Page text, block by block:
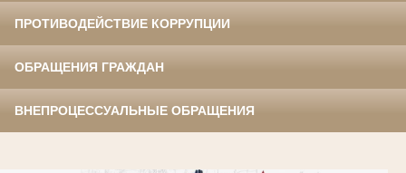
ПРОТИВОДЕЙСТВИЕ КОРРУПЦИИ
ОБРАЩЕНИЯ ГРАЖДАН
ВНЕПРОЦЕССУАЛЬНЫЕ ОБРАЩЕНИЯ